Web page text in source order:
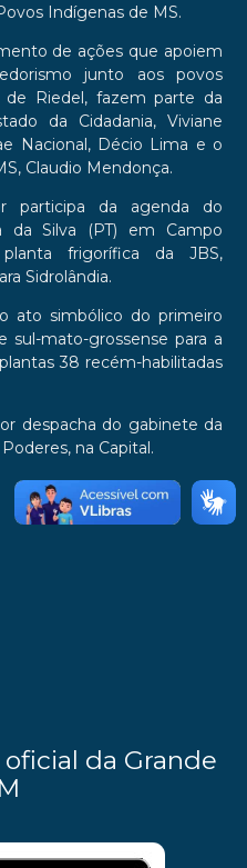
Indígenas de MS.
de ações que apoiem
junto aos povos
de Riedel, fazem parte da
da Cidadania, Viviane
Nacional, Décio Lima e o
Claudio Mendonça.
participa da agenda do
da Silva (PT) em Campo
frigorífica da JBS,
Sidrolândia.
ato simbólico do primeiro
sul-mato-grossense para a
38 recém-habilitadas
despacha do gabinete da
na Capital.
da Grande